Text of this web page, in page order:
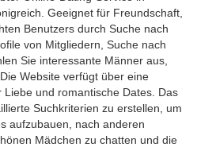
Geeignet für Freundschaft,
Benutzers durch Suche nach
von Mitgliedern, Suche nach
Sie interessante Männer aus,
Website verfügt über eine
und romantische Dates. Das
Suchkriterien zu erstellen, um
aufzubauen, nach anderen
Mädchen zu chatten und die